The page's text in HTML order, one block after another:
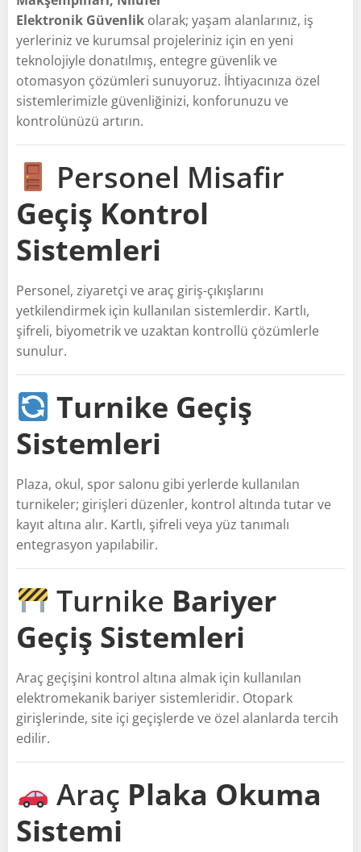
Elektronik Güvenlik olarak; yaşam alanlarınız, iş
yerleriniz ve kurumsal projeleriniz için en yeni
teknolojiyle donatılmış, entegre güvenlik ve
otomasyon çözümleri sunuyoruz. İhtiyacınıza özel
sistemlerimizle güvenliğinizi, konforunuzu ve
kontrolünüzü artırın.
Personel Misafir
Geçiş Kontrol
Sistemleri
Personel, ziyaretçi ve araç giriş-çıkışlarını
yetkilendirmek için kullanılan sistemlerdir. Kartlı,
şifreli, biyometrik ve uzaktan kontrollü çözümlerle
sunulur.
Turnike Geçiş
Sistemleri
Plaza, okul, spor salonu gibi yerlerde kullanılan
turnikeler; girişleri düzenler, kontrol altında tutar ve
kayıt altına alır. Kartlı, şifreli veya yüz tanımalı
entegrasyon yapılabilir.
Turnike Bariyer
Geçiş Sistemleri
Araç geçişini kontrol altına almak için kullanılan
elektromekanik bariyer sistemleridir. Otopark
girişlerinde, site içi geçişlerde ve özel alanlarda tercih
edilir.
Araç Plaka Okuma
Sistemi